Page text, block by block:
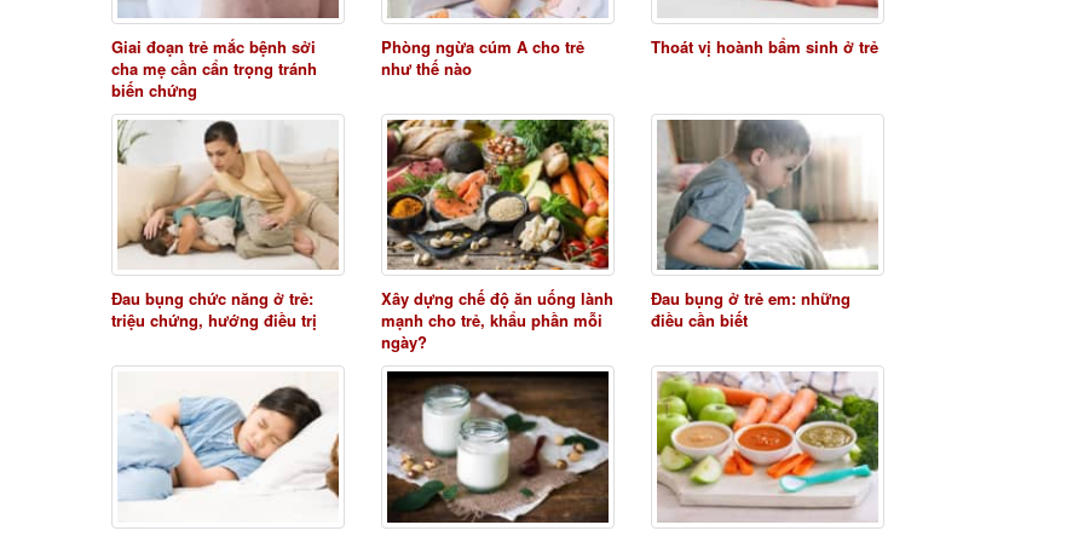
Giai đoạn trẻ mắc bệnh sởi
cha mẹ cần cẩn trọng tránh
biến chứng
Phòng ngừa cúm A cho trẻ
như thế nào
Thoát vị hoành bẩm sinh ở trẻ
Đau bụng chức năng ở trẻ:
triệu chứng, hướng điều trị
Xây dựng chế độ ăn uống lành
mạnh cho trẻ, khẩu phần mỗi
ngày?
Đau bụng ở trẻ em: những
điều cần biết